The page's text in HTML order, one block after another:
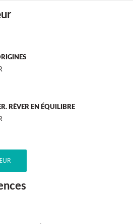
RÊVER EN ÉQUILIBRE